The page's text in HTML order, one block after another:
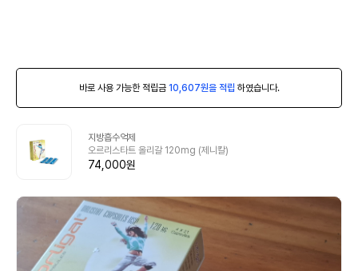
바로 사용 가능한 적립금 10,607원을 적립 하였습니다.
지방흡수억제
오르리스타트 올리갈 120mg (제니칼)
74,000원